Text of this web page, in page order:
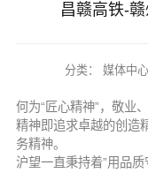
昌赣高铁-
分类： 媒体中心
何为“匠心精神”，敬业
精神即追求卓越的创造
务精神。
沪望一直秉持着”用品